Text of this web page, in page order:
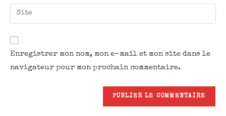
Enregistrer mon nom, mon e-mail et mon site dans le
navigateur pour mon prochain commentaire.